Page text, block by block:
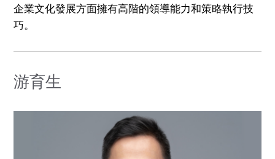
企業文化發展方面擁有高階的領導能力和策略執行技
巧。
游育生